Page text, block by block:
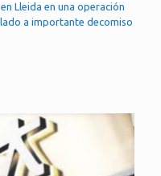
Lleida en una operación
a importante decomiso